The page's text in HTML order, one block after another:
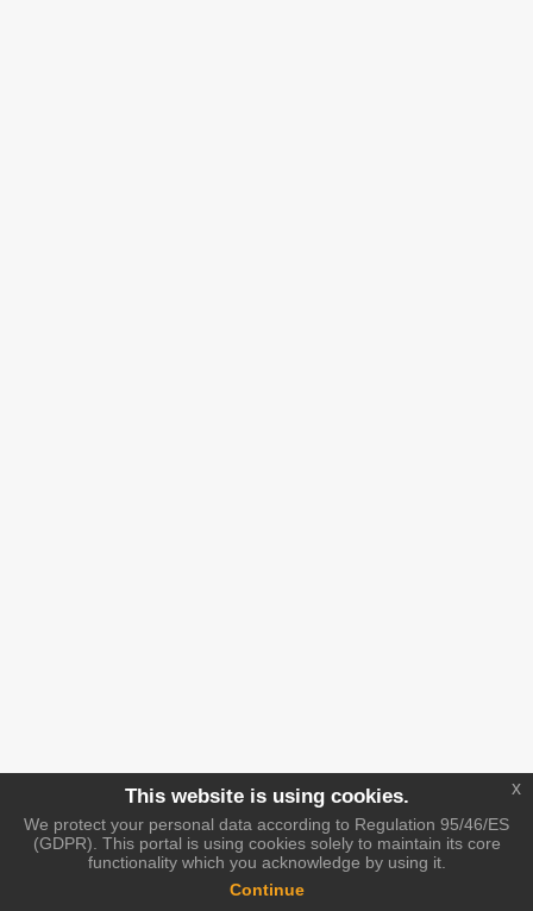
This website is using cookies.
We protect your personal data according to Regulation 95/46/ES
(GDPR). This portal is using cookies solely to maintain its core
functionality which you acknowledge by using it.
Continue
x